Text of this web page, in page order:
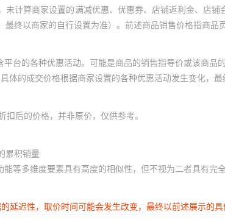
计算商家设置的满减优惠、优惠券、店铺返利金、店
终以商家的自行设置为准）。前述商品销售价格指商
台的各种优惠活动。可能是商品的销售指导价或该商品
的成交价格根据商家设置的各种优惠活动发生变化，最
后的价格，并非原价，仅供参考。
累积销量
等多维度要素具有高度的相似性，但不视为二者具有完
延迟性，取价时间可能会发生改变，最终以前述展示的具